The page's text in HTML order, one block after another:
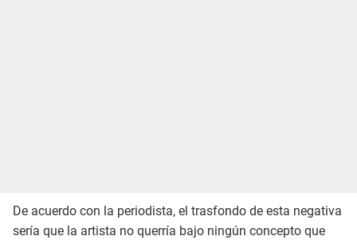
De acuerdo con la periodista, el trasfondo de esta negativa
sería que la artista no querría bajo ningún concepto que